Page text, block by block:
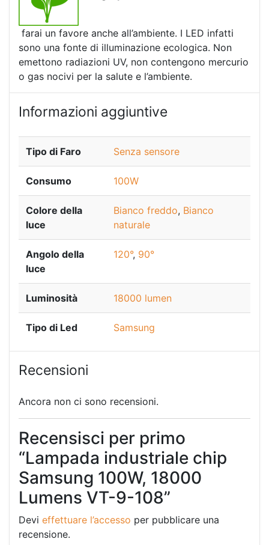
farai un favore anche all’ambiente. I LED infatti
sono una fonte di illuminazione ecologica. Non
emettono radiazioni UV, non contengono mercurio
o gas nocivi per la salute e l’ambiente.
Informazioni aggiuntive
Tipo di Faro Senza sensore
Consumo 100W
Colore della
luce
Bianco freddo, Bianco
naturale
Angolo della
luce
120°, 90°
Luminosità 18000 lumen
Tipo di Led Samsung
Recensioni
Ancora non ci sono recensioni.
Recensisci per primo
“Lampada industriale chip
Samsung 100W, 18000
Lumens VT-9-108”
Devi effettuare l’accesso per pubblicare una
recensione.